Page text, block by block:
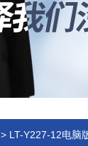
> LT-Y227-12电脑